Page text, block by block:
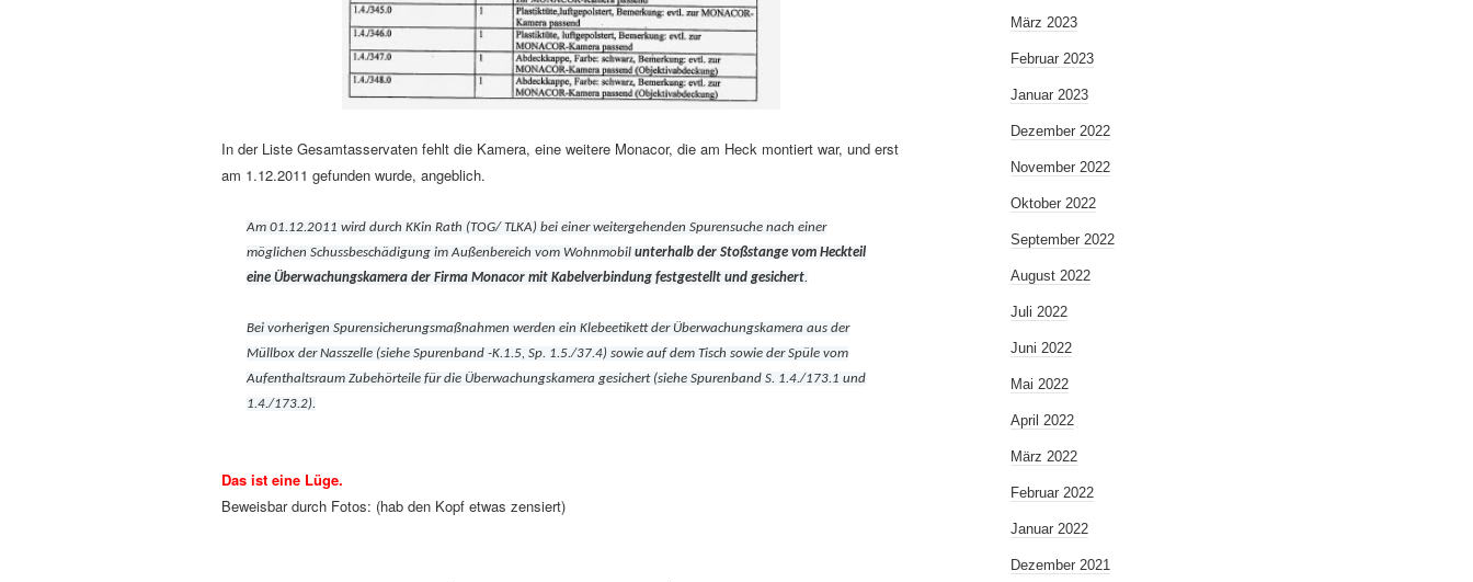
In der Liste Gesamtasservaten fehlt die Kamera, eine weitere Monacor, die am Heck montiert war, und erst
am 1.12.2011 gefunden wurde, angeblich.
Am 01.12.2011 wird durch KKin Rath (TOG/ TLKA) bei einer weitergehenden Spurensuche nach einer
möglichen Schussbeschädigung im Außenbereich vom Wohnmobil unterhalb der Stoßstange vom Heckteil
eine Überwachungskamera der Firma Monacor mit Kabelverbindung festgestellt und gesichert.
Bei vorherigen Spurensicherungsmaßnahmen werden ein Klebeetikett der Überwachungskamera aus der
Müllbox der Nasszelle (siehe Spurenband -K.1.5, Sp. 1.5./37.4) sowie auf dem Tisch sowie der Spüle vom
Aufenthaltsraum Zubehörteile für die Überwachungskamera gesichert (siehe Spurenband S. 1.4./173.1 und
1.4./173.2).
Das ist eine Lüge.
Beweisbar durch Fotos: (hab den Kopf etwas zensiert)
März 2023
Februar 2023
Januar 2023
Dezember 2022
November 2022
Oktober 2022
September 2022
August 2022
Juli 2022
Juni 2022
Mai 2022
April 2022
März 2022
Februar 2022
Januar 2022
Dezember 2021